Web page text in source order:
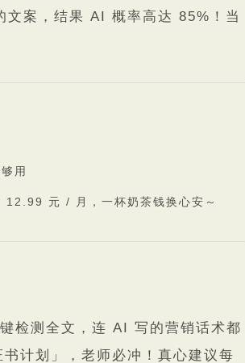
文案，结果 AI 概率高达 85%！当
用
12.99 元 / 月，一杯奶茶钱换心安～
检测全文，连 AI 写的营销话术都
计划」，老师必冲！真心建议每